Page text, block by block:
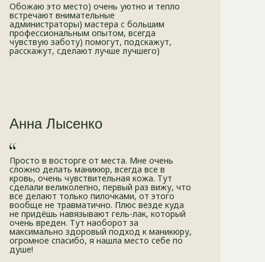
Обожаю это место) очень уютно и тепло
встречают внимательные
администраторы) мастера с большим
профессиональным опытом, всегда
чувствую заботу) помогут, подскажут,
расскажут, сделают лучше лучшего)
Анна Лысенко
Просто в восторге от места. Мне очень
сложно делать маникюр, всегда все в
кровь, очень чувствительная кожа. Тут
сделали великолепно, первый раз вижу, что
все делают только пилочками, от этого
вообще не травматично. Плюс везде куда
не придёшь навязывают гель-лак, который
очень вреден. Тут наоборот за
максимально здоровый подход к маникюру,
огромное спасибо, я нашла место себе по
душе!